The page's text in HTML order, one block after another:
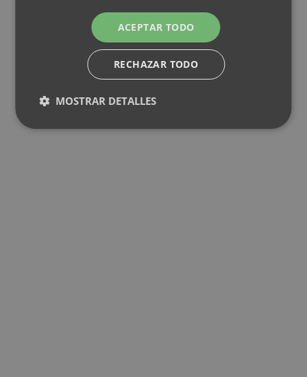
ACEPTAR TODO
RECHAZAR TODO
MOSTRAR DETALLES